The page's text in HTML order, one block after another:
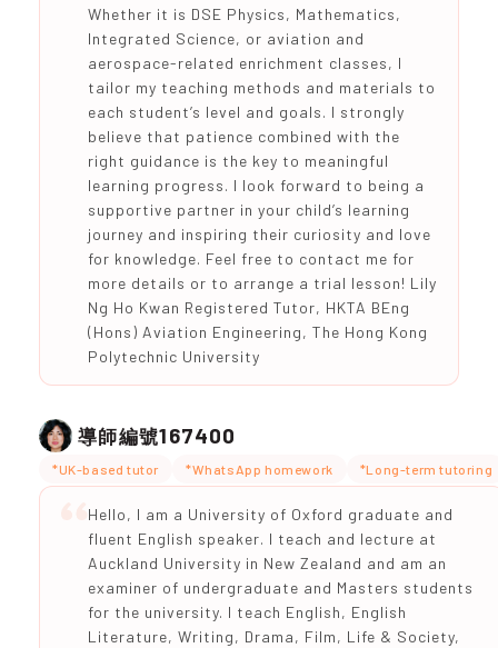
Whether it is DSE Physics, Mathematics,
Integrated Science, or aviation and
aerospace-related enrichment classes, I
tailor my teaching methods and materials to
each student’s level and goals. I strongly
believe that patience combined with the
right guidance is the key to meaningful
learning progress. I look forward to being a
supportive partner in your child’s learning
journey and inspiring their curiosity and love
for knowledge. Feel free to contact me for
more details or to arrange a trial lesson! Lily
Ng Ho Kwan Registered Tutor, HKTA BEng
(Hons) Aviation Engineering, The Hong Kong
Polytechnic University
導師編號167400
*UK-based tutor *WhatsApp homework *Long-term tutoring
Hello, I am a University of Oxford graduate and
fluent English speaker. I teach and lecture at
Auckland University in New Zealand and am an
examiner of undergraduate and Masters students
for the university. I teach English, English
Literature, Writing, Drama, Film, Life & Society,